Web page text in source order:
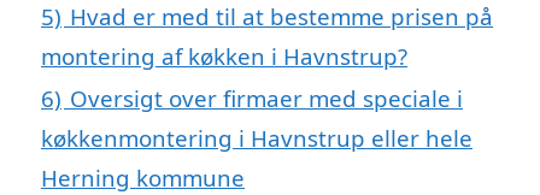
5) Hvad er med til at bestemme prisen på
montering af køkken i Havnstrup?
6) Oversigt over firmaer med speciale i
køkkenmontering i Havnstrup eller hele
Herning kommune